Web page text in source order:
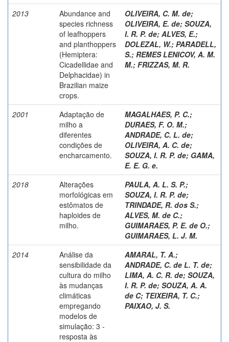
2013
Abundance and
species richness
of leafhoppers
and planthoppers
(Hemiptera:
Cicadellidae and
Delphacidae) in
Brazilian maize
crops.
OLIVEIRA, C. M. de;
OLIVEIRA, E. de; SOUZA,
I. R. P. de; ALVES, E.;
DOLEZAL, W.; PARADELL,
S.; REMES LENICOV, A. M.
M.; FRIZZAS, M. R.
2001
Adaptação de
milho a
diferentes
condições de
encharcamento.
MAGALHAES, P. C.;
DURAES, F. O. M.;
ANDRADE, C. L. de;
OLIVEIRA, A. C. de;
SOUZA, I. R. P. de; GAMA,
E. E. G. e.
2018
Alterações
morfológicas em
estômatos de
haploides de
milho.
PAULA, A. L. S. P.;
SOUZA, I. R. P. de;
TRINDADE, R. dos S.;
ALVES, M. de C.;
GUIMARAES, P. E. de O.;
GUIMARAES, L. J. M.
2014
Análise da
sensibilidade da
cultura do milho
às mudanças
climáticas
empregando
modelos de
simulação: 3 -
resposta às
AMARAL, T. A.;
ANDRADE, C. de L. T. de;
LIMA, A. C. R. de; SOUZA,
I. R. P. de; SOUZA, A. A.
de C; TEIXEIRA, T. C.;
PAIXAO, J. S.